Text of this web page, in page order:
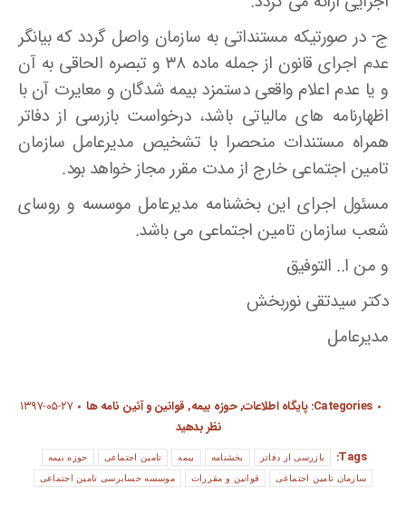
ج- در صورتیکه مستنداتی به سازمان واصل گردد که بیانگر
عدم اجرای قانون از جمله ماده ۳۸ و تبصره الحاقی به آن
و یا عدم اعلام واقعی دستمزد بیمه شدگان و معایرت آن با
اظهارنامه های مالیاتی باشد، درخواست بازرسی از دفاتر
همراه مستندات منحصرا با تشخیص مدیرعامل سازمان
تامین اجتماعی خارج از مدت مقرر مجاز خواهد بود.
مسئول اجرای این بخشنامه مدیرعامل موسسه و روسای
شعب سازمان تامین اجتماعی می باشد.
و من ا.. التوفیق
دکتر سیدتقی نوربخش
مدیرعامل
Categories: پایگاه اطلاعات,حوزه بیمه,قوانین و آئین نامه ها
۱۳۹۷-۰۵-۲۷
نظر بدهید
Tags:
بازرسی از دفاتر بخشنامه بیمه تامین اجتماعی حوزه بیمه
سازمان تامین اجتماعی قوانین و مقررات موسسه حسابرسی تامین اجتماعی